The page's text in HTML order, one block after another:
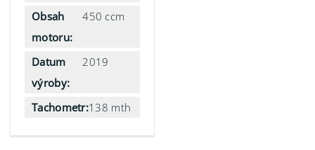
Obsah
motoru:
450 ccm
Datum
výroby:
2019
Tachometr:138 mth